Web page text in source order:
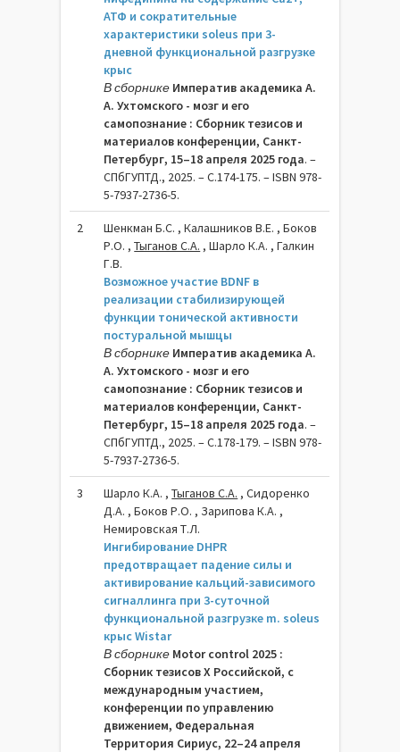
АТФ и сократительные
характеристики soleus при 3-
дневной функциональной разгрузке
крыс
В сборнике Императив академика А.
А. Ухтомского - мозг и его
самопознание : Сборник тезисов и
материалов конференции, Санкт-
Петербург, 15–18 апреля 2025 года. –
СПбГУПТД., 2025. – C.174-175. – ISBN 978-
5-7937-2736-5.
2
Шенкман Б.С. , Калашников В.Е. , Боков
Р.О. ,Тыганов С.А. , Шарло К.А. , Галкин
Г.В.
Возможное участие BDNF в
реализации стабилизирующей
функции тонической активности
постуральной мышцы
В сборнике Императив академика А.
А. Ухтомского - мозг и его
самопознание : Сборник тезисов и
материалов конференции, Санкт-
Петербург, 15–18 апреля 2025 года. –
СПбГУПТД., 2025. – C.178-179. – ISBN 978-
5-7937-2736-5.
3 Шарло К.А. ,Тыганов С.А. , Сидоренко
Д.А. , Боков Р.О. , Зарипова К.А. ,
Немировская Т.Л.
Ингибирование DHPR
предотвращает падение силы и
активирование кальций-зависимого
сигналлинга при 3-суточной
функциональной разгрузке m. soleus
крыс Wistar
В сборнике Motor control 2025 :
Сборник тезисов X Российской, с
международным участием,
конференции по управлению
движением, Федеральная
Территория Сириус, 22–24 апреля